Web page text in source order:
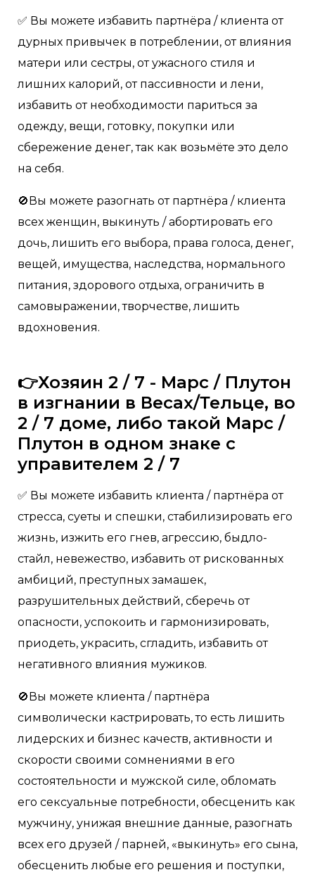
✅ Вы можете избавить партнёра / клиента от
дурных привычек в потреблении, от влияния
матери или сестры, от ужасного стиля и
лишних калорий, от пассивности и лени,
избавить от необходимости париться за
одежду, вещи, готовку, покупки или
сбережение денег, так как возьмёте это дело
на себя.
🚫Вы можете разогнать от партнёра / клиента
всех женщин, выкинуть / абортировать его
дочь, лишить его выбора, права голоса, денег,
вещей, имущества, наследства, нормального
питания, здорового отдыха, ограничить в
самовыражении, творчестве, лишить
вдохновения.
👉Хозяин 2 / 7 - Марс / Плутон
в изгнании в Весах/Тельце, во
2 / 7 доме, либо такой Марс /
Плутон в одном знаке с
управителем 2 / 7
✅ Вы можете избавить клиента / партнёра от
стресса, суеты и спешки, стабилизировать его
жизнь, изжить его гнев, агрессию, быдло-
стайл, невежество, избавить от рискованных
амбиций, преступных замашек,
разрушительных действий, сберечь от
опасности, успокоить и гармонизировать,
приодеть, украсить, сгладить, избавить от
негативного влияния мужиков.
🚫Вы можете клиента / партнёра
символически кастрировать, то есть лишить
лидерских и бизнес качеств, активности и
скорости своими сомнениями в его
состоятельности и мужской силе, обломать
его сексуальные потребности, обесценить как
мужчину, унижая внешние данные, разогнать
всех его друзей / парней, «выкинуть» его сына,
обесценить любые его решения и поступки,